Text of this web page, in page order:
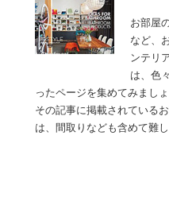
お部屋
など、
ンテリ
は、色
ったページを集めてみましょ
その記事に掲載されている
は、間取りなども含めて難